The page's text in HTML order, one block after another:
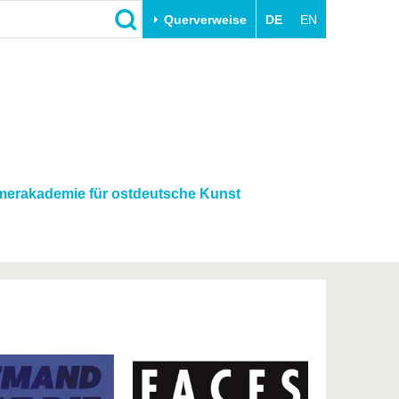
Querverweise DE EN
Sport & Gesundheit
für ostdeutsche Kunst